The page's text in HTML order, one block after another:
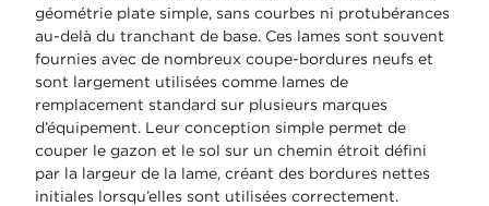
géométrie plate simple, sans courbes ni protubérances
au-delà du tranchant de base. Ces lames sont souvent
fournies avec de nombreux coupe-bordures neufs et
sont largement utilisées comme lames de
remplacement standard sur plusieurs marques
d’équipement. Leur conception simple permet de
couper le gazon et le sol sur un chemin étroit défini
par la largeur de la lame, créant des bordures nettes
initiales lorsqu’elles sont utilisées correctement.